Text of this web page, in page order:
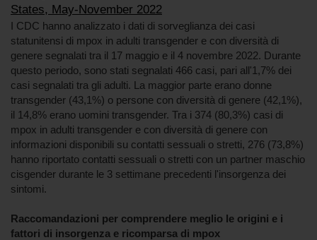
States, May-November 2022
I CDC hanno analizzato i dati di sorveglianza dei casi
statunitensi di mpox in adulti transgender e con diversità di
genere segnalati tra il 17 maggio e il 4 novembre 2022. Durante
questo periodo, sono stati segnalati 466 casi, pari all'1,7% dei
casi segnalati tra gli adulti. La maggior parte erano donne
transgender (43,1%) o persone con diversità di genere (42,1%),
il 14,8% erano uomini transgender. Tra i 374 (80,3%) casi di
mpox in adulti transgender e con diversità di genere con
informazioni disponibili su contatti sessuali o stretti, 276 (73,8%)
hanno riportato contatti sessuali o stretti con un partner maschio
cisgender durante le 3 settimane precedenti l'insorgenza dei
sintomi.
Raccomandazioni per comprendere meglio le origini e i
fattori di insorgenza e ricomparsa di mpox